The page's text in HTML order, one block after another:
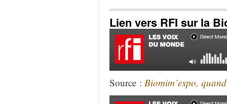
Lien vers RFI sur la
Source : Biomim’expo,